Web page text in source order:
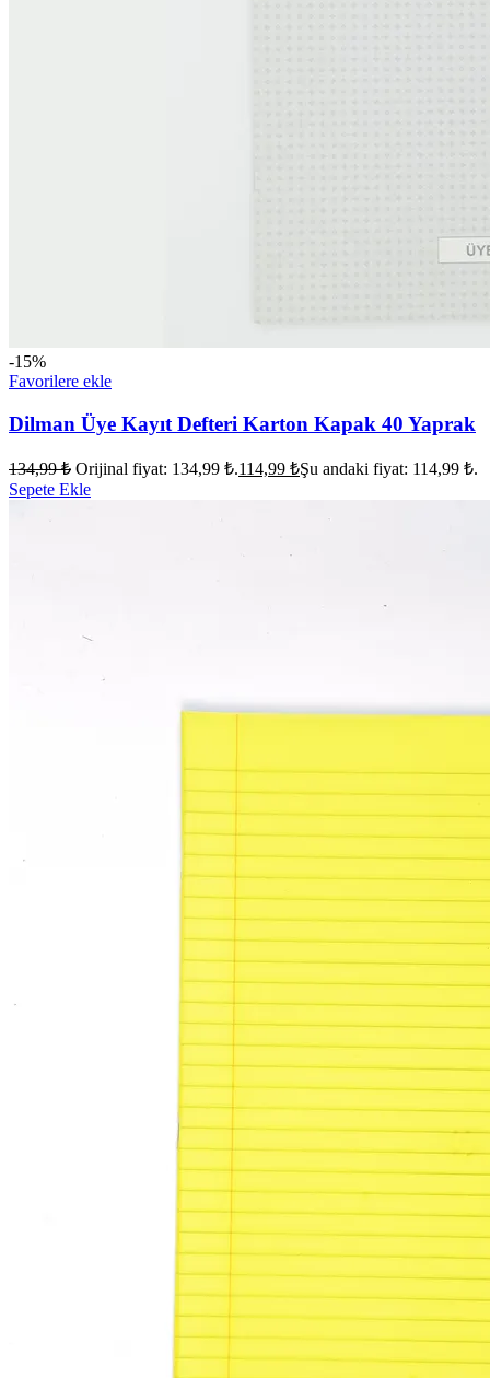
-15%
Favorilere ekle
Dilman Üye Kayıt Defteri Karton Kapak 40 Yaprak
134,99₺ Orijinal fiyat: 134,99 ₺.114,99 ₺Şu andaki fiyat: 114,99 ₺.
Sepete Ekle